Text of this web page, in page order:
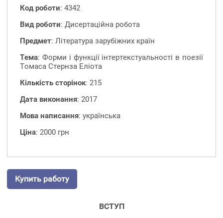
Код роботи: 4342
Вид роботи: Дисертаційна робота
Предмет: Література зарубіжних країн
Тема: Форми і функції інтертекстуальності в поезії
Томаса Стернза Еліота
Кількість сторінок: 215
Дата виконання: 2017
Мова написання: українська
Ціна: 2000 грн
Купить работу
ВСТУП